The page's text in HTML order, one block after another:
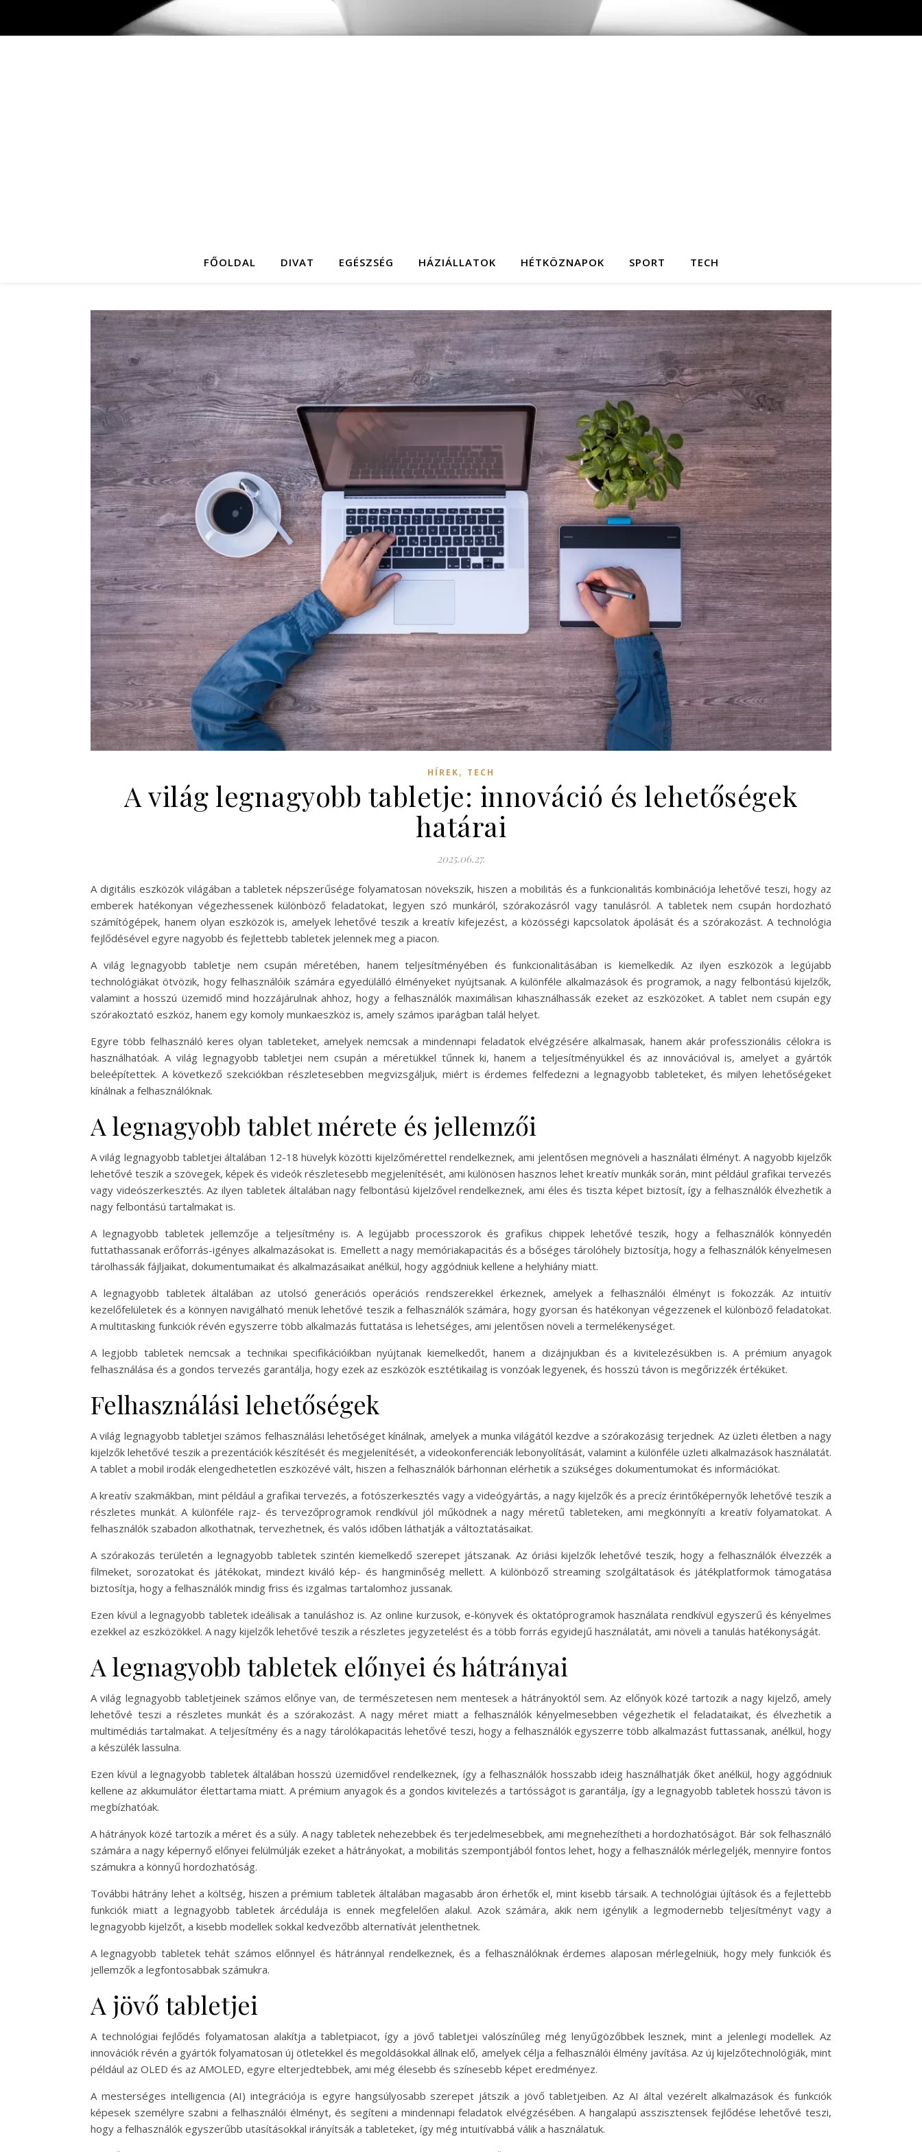
FŐOLDAL DIVAT EGÉSZSÉG HÁZIÁLLATOK HÉTKÖZNAPOK SPORT TECH
HÍREK, TECH
A világ legnagyobb tabletje: innováció és lehetőségek
határai
2025.06.27.
A digitális eszközök világában a tabletek népszerűsége folyamatosan növekszik, hiszen a mobilitás és a funkcionalitás kombinációja lehetővé teszi, hogy az
emberek hatékonyan végezhessenek különböző feladatokat, legyen szó munkáról, szórakozásról vagy tanulásról. A tabletek nem csupán hordozható
számítógépek, hanem olyan eszközök is, amelyek lehetővé teszik a kreatív kifejezést, a közösségi kapcsolatok ápolását és a szórakozást. A technológia
fejlődésével egyre nagyobb és fejlettebb tabletek jelennek meg a piacon.
A világ legnagyobb tabletje nem csupán méretében, hanem teljesítményében és funkcionalitásában is kiemelkedik. Az ilyen eszközök a legújabb
technológiákat ötvözik, hogy felhasználóik számára egyedülálló élményeket nyújtsanak. A különféle alkalmazások és programok, a nagy felbontású kijelzők,
valamint a hosszú üzemidő mind hozzájárulnak ahhoz, hogy a felhasználók maximálisan kihasználhassák ezeket az eszközöket. A tablet nem csupán egy
szórakoztató eszköz, hanem egy komoly munkaeszköz is, amely számos iparágban talál helyet.
Egyre több felhasználó keres olyan tableteket, amelyek nemcsak a mindennapi feladatok elvégzésére alkalmasak, hanem akár professzionális célokra is
használhatóak. A világ legnagyobb tabletjei nem csupán a méretükkel tűnnek ki, hanem a teljesítményükkel és az innovációval is, amelyet a gyártók
beleépítettek. A következő szekciókban részletesebben megvizsgáljuk, miért is érdemes felfedezni a legnagyobb tableteket, és milyen lehetőségeket
kínálnak a felhasználóknak.
A legnagyobb tablet mérete és jellemzői
A világ legnagyobb tabletjei általában 12-18 hüvelyk közötti kijelzőmérettel rendelkeznek, ami jelentősen megnöveli a használati élményt. A nagyobb kijelzők
lehetővé teszik a szövegek, képek és videók részletesebb megjelenítését, ami különösen hasznos lehet kreatív munkák során, mint például grafikai tervezés
vagy videószerkesztés. Az ilyen tabletek általában nagy felbontású kijelzővel rendelkeznek, ami éles és tiszta képet biztosít, így a felhasználók élvezhetik a
nagy felbontású tartalmakat is.
A legnagyobb tabletek jellemzője a teljesítmény is. A legújabb processzorok és grafikus chippek lehetővé teszik, hogy a felhasználók könnyedén
futtathassanak erőforrás-igényes alkalmazásokat is. Emellett a nagy memóriakapacitás és a bőséges tárolóhely biztosítja, hogy a felhasználók kényelmesen
tárolhassák fájljaikat, dokumentumaikat és alkalmazásaikat anélkül, hogy aggódniuk kellene a helyhiány miatt.
A legnagyobb tabletek általában az utolsó generációs operációs rendszerekkel érkeznek, amelyek a felhasználói élményt is fokozzák. Az intuitív
kezelőfelületek és a könnyen navigálható menük lehetővé teszik a felhasználók számára, hogy gyorsan és hatékonyan végezzenek el különböző feladatokat.
A multitasking funkciók révén egyszerre több alkalmazás futtatása is lehetséges, ami jelentősen növeli a termelékenységet.
A legjobb tabletek nemcsak a technikai specifikációikban nyújtanak kiemelkedőt, hanem a dizájnjukban és a kivitelezésükben is. A prémium anyagok
felhasználása és a gondos tervezés garantálja, hogy ezek az eszközök esztétikailag is vonzóak legyenek, és hosszú távon is megőrizzék értéküket.
Felhasználási lehetőségek
A világ legnagyobb tabletjei számos felhasználási lehetőséget kínálnak, amelyek a munka világától kezdve a szórakozásig terjednek. Az üzleti életben a nagy
kijelzők lehetővé teszik a prezentációk készítését és megjelenítését, a videokonferenciák lebonyolítását, valamint a különféle üzleti alkalmazások használatát.
A tablet a mobil irodák elengedhetetlen eszközévé vált, hiszen a felhasználók bárhonnan elérhetik a szükséges dokumentumokat és információkat.
A kreatív szakmákban, mint például a grafikai tervezés, a fotószerkesztés vagy a videógyártás, a nagy kijelzők és a precíz érintőképernyők lehetővé teszik a
részletes munkát. A különféle rajz- és tervezőprogramok rendkívül jól működnek a nagy méretű tableteken, ami megkönnyíti a kreatív folyamatokat. A
felhasználók szabadon alkothatnak, tervezhetnek, és valós időben láthatják a változtatásaikat.
A szórakozás területén a legnagyobb tabletek szintén kiemelkedő szerepet játszanak. Az óriási kijelzők lehetővé teszik, hogy a felhasználók élvezzék a
filmeket, sorozatokat és játékokat, mindezt kiváló kép- és hangminőség mellett. A különböző streaming szolgáltatások és játékplatformok támogatása
biztosítja, hogy a felhasználók mindig friss és izgalmas tartalomhoz jussanak.
Ezen kívül a legnagyobb tabletek ideálisak a tanuláshoz is. Az online kurzusok, e-könyvek és oktatóprogramok használata rendkívül egyszerű és kényelmes
ezekkel az eszközökkel. A nagy kijelzők lehetővé teszik a részletes jegyzetelést és a több forrás egyidejű használatát, ami növeli a tanulás hatékonyságát.
A legnagyobb tabletek előnyei és hátrányai
A világ legnagyobb tabletjeinek számos előnye van, de természetesen nem mentesek a hátrányoktól sem. Az előnyök közé tartozik a nagy kijelző, amely
lehetővé teszi a részletes munkát és a szórakozást. A nagy méret miatt a felhasználók kényelmesebben végezhetik el feladataikat, és élvezhetik a
multimédiás tartalmakat. A teljesítmény és a nagy tárolókapacitás lehetővé teszi, hogy a felhasználók egyszerre több alkalmazást futtassanak, anélkül, hogy
a készülék lassulna.
Ezen kívül a legnagyobb tabletek általában hosszú üzemidővel rendelkeznek, így a felhasználók hosszabb ideig használhatják őket anélkül, hogy aggódniuk
kellene az akkumulátor élettartama miatt. A prémium anyagok és a gondos kivitelezés a tartósságot is garantálja, így a legnagyobb tabletek hosszú távon is
megbízhatóak.
A hátrányok közé tartozik a méret és a súly. A nagy tabletek nehezebbek és terjedelmesebbek, ami megnehezítheti a hordozhatóságot. Bár sok felhasználó
számára a nagy képernyő előnyei felülmúlják ezeket a hátrányokat, a mobilitás szempontjából fontos lehet, hogy a felhasználók mérlegeljék, mennyire fontos
számukra a könnyű hordozhatóság.
További hátrány lehet a költség, hiszen a prémium tabletek általában magasabb áron érhetők el, mint kisebb társaik. A technológiai újítások és a fejlettebb
funkciók miatt a legnagyobb tabletek árcédulája is ennek megfelelően alakul. Azok számára, akik nem igénylik a legmodernebb teljesítményt vagy a
legnagyobb kijelzőt, a kisebb modellek sokkal kedvezőbb alternatívát jelenthetnek.
A legnagyobb tabletek tehát számos előnnyel és hátránnyal rendelkeznek, és a felhasználóknak érdemes alaposan mérlegelniük, hogy mely funkciók és
jellemzők a legfontosabbak számukra.
A jövő tabletjei
A technológiai fejlődés folyamatosan alakítja a tabletpiacot, így a jövő tabletjei valószínűleg még lenyűgözőbbek lesznek, mint a jelenlegi modellek. Az
innovációk révén a gyártók folyamatosan új ötletekkel és megoldásokkal állnak elő, amelyek célja a felhasználói élmény javítása. Az új kijelzőtechnológiák, mint
például az OLED és az AMOLED, egyre elterjedtebbek, ami még élesebb és színesebb képet eredményez.
A mesterséges intelligencia (AI) integrációja is egyre hangsúlyosabb szerepet játszik a jövő tabletjeiben. Az AI által vezérelt alkalmazások és funkciók
képesek személyre szabni a felhasználói élményt, és segíteni a mindennapi feladatok elvégzésében. A hangalapú asszisztensek fejlődése lehetővé teszi,
hogy a felhasználók egyszerűbb utasításokkal irányítsák a tableteket, így még intuitívabbá válik a használatuk.